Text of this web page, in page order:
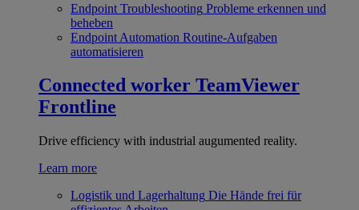
Endpoint Troubleshooting Probleme erkennen und
beheben
Endpoint Automation Routine-Aufgaben
automatisieren
Connected worker TeamViewer
Frontline
Drive efficiency with industrial augumented reality.
Learn more
Logistik und Lagerhaltung Die Hände frei für